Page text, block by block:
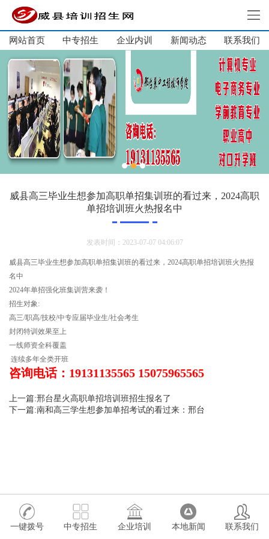
网站首页
中专招生
高中招生
单招培训
短期培训
新闻动态
关于我们
网站首页 中专招生 企业内训 新闻动态 联系我们
威县高三毕业生想参加高职单招集训班的看过来，2024高职
单招培训班火热报名中
发表时间：2023-07-07 04:06:07
威县高三毕业生想参加高职单招集训班的看过来，2024高职单招培训班火热报
名中
2024年单招强化班集训营来袭！
招生对象:
高三/职高/技校/中专应届毕业生/社会考生
封闭特训效果至上
一线师资全科覆盖
连续多年全类开班
咨询电话：19131135565 15075965565
上一篇:邢台星火高职单招培训班招生报名了
下一篇:南和高三学生想参加单招考试的看过来：邢台
一键拨号 中专招生 企业培训 本地新闻 联系我们